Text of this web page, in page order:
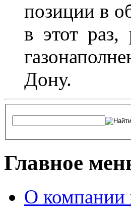
позиции в
в этот
Дону.
Главное
О компании